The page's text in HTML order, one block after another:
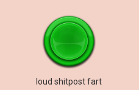
loud shitpost fart